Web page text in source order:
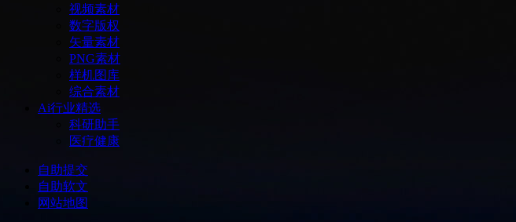
视频素材
数字版权
矢量素材
PNG素材
样机图库
综合素材
Ai行业精选
科研助手
医疗健康
自助提交
自助软文
网站地图